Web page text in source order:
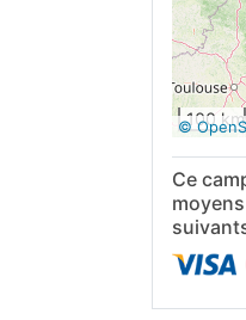
100 km
©
Ce